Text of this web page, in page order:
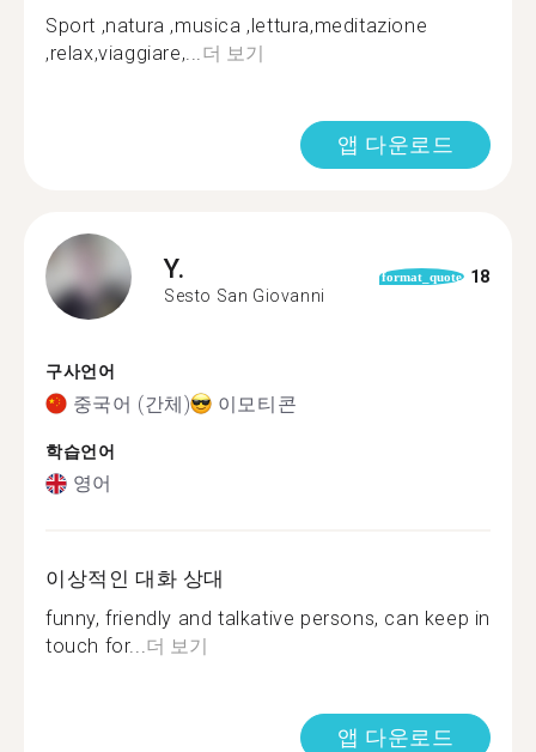
Sport ,natura ,musica ,lettura,meditazione
,relax,viaggiare,...더 보기
앱 다운로드
Y.
Sesto San Giovanni
format_quote 18
구사언어
중국어 (간체) 이모티콘
학습언어
영어
이상적인 대화 상대
funny, friendly and talkative persons, can keep in
touch for...더 보기
앱 다운로드